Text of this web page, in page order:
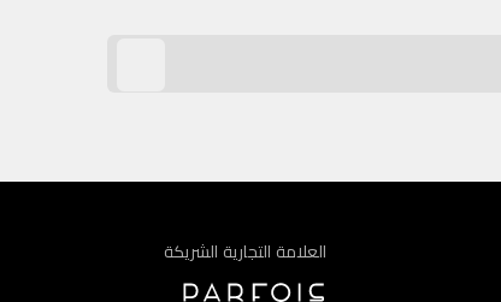
العلامة التجارية الشريكة